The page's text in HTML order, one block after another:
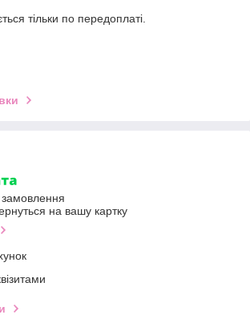
тільки по передоплаті.
на вашу картку